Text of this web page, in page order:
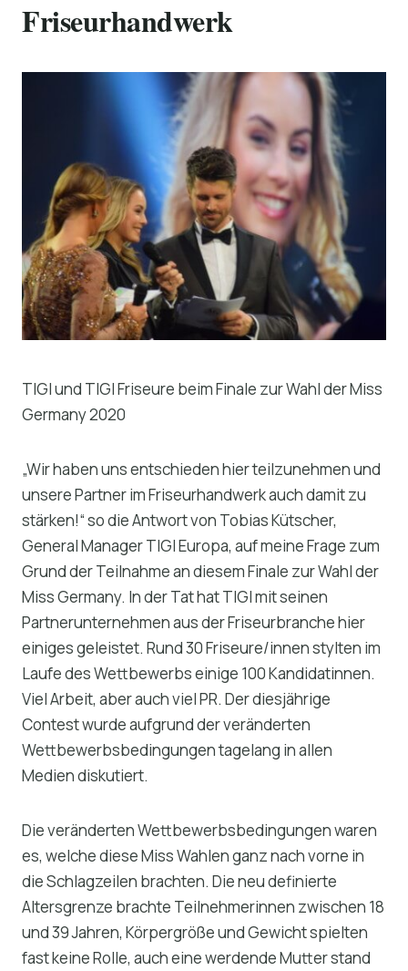
Friseurhandwerk
TIGI und TIGI Friseure beim Finale zur Wahl der Miss
Germany 2020
„Wir haben uns entschieden hier teilzunehmen und
unsere Partner im Friseurhandwerk auch damit zu
stärken!“ so die Antwort von Tobias Kütscher,
General Manager TIGI Europa, auf meine Frage zum
Grund der Teilnahme an diesem Finale zur Wahl der
Miss Germany. In der Tat hat TIGI mit seinen
Partnerunternehmen aus der Friseurbranche hier
einiges geleistet. Rund 30 Friseure/innen stylten im
Laufe des Wettbewerbs einige 100 Kandidatinnen.
Viel Arbeit, aber auch viel PR. Der diesjährige
Contest wurde aufgrund der veränderten
Wettbewerbsbedingungen tagelang in allen
Medien diskutiert.
Die veränderten Wettbewerbsbedingungen waren
es, welche diese Miss Wahlen ganz nach vorne in
die Schlagzeilen brachten. Die neu definierte
Altersgrenze brachte Teilnehmerinnen zwischen 18
und 39 Jahren, Körpergröße und Gewicht spielten
fast keine Rolle, auch eine werdende Mutter stand